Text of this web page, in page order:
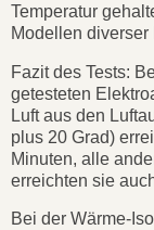
Temperatur
Modellen
Fazit des Tests:
getesteten
Luft aus den
plus 20 Grad)
Minuten, alle
erreichten sie
Bei der Wärme-